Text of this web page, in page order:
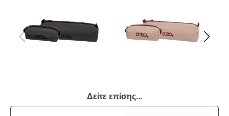
Δείτε επίσης...